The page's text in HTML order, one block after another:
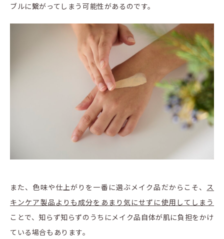
ブルに繋がってしまう可能性があるのです。
また、色味や仕上がりを一番に選ぶメイク品だからこそ、 ス
キンケア製品よりも成分をあまり気にせずに使用してしまう
ことで、知らず知らずのうちにメイク品自体が肌に負担をかけ
ている場合もあります。